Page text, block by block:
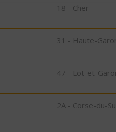
18 - Cher
31 - Haute-
47 - Lot-et-
2A - Corse-du-